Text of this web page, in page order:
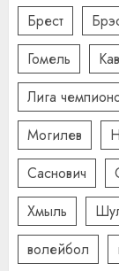
Брест
Гомель
Лига
Могилев
Саснович
Хмыль
волейбол